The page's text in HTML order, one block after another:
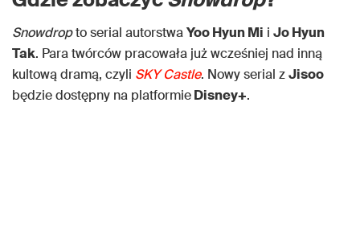
Snowdropto serial autorstwaYoo Hyun Mi i Jo Hyun
Tak. Para twórców pracowała już wcześniej nad inną
kultową dramą, czyli SKY Castle. Nowy serial zJisoo
będzie dostępny na platformieDisney+.